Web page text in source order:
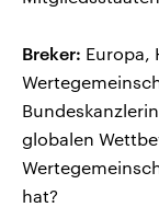
Breker: Europa,
globalen
hat?